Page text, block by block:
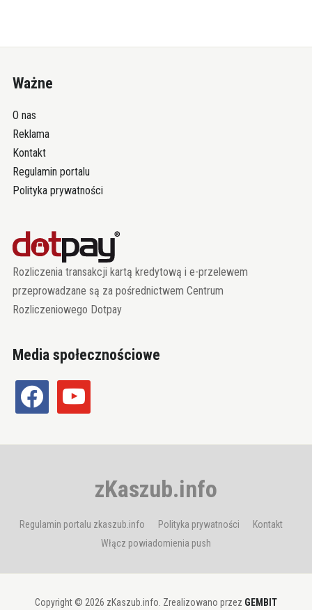
Ważne
O nas
Reklama
Kontakt
Regulamin portalu
Polityka prywatności
Rozliczenia transakcji kartą kredytową i e-przelewem
przeprowadzane są za pośrednictwem Centrum
Rozliczeniowego Dotpay
Media społecznościowe
facebook youtube
zKaszub.info
Regulamin portalu zkaszub.info Polityka prywatności
Kontakt
Włącz powiadomienia push
Copyright © 2026 zKaszub.info. Zrealizowano przez GEMBIT